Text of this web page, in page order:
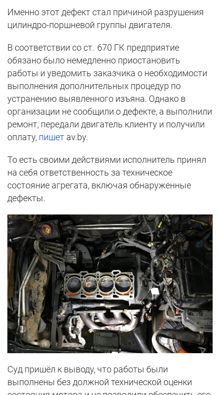
Именно этот дефект стал причиной разрушения
цилиндро-поршневой группы двигателя.
В соответствии со ст. 670 ГК предприятие
обязано было немедленно приостановить
работы и уведомить заказчика о необходимости
выполнения дополнительных процедур по
устранению выявленного изъяна. Однако в
организации не сообщили о дефекте, а выполнили
ремонт, передали двигатель клиенту и получили
оплату, пишет av.by.
То есть своими действиями исполнитель принял
на себя ответственность за техническое
состояние агрегата, включая обнаруженные
дефекты.
Суд пришёл к выводу, что работы были
выполнены без должной технической оценки